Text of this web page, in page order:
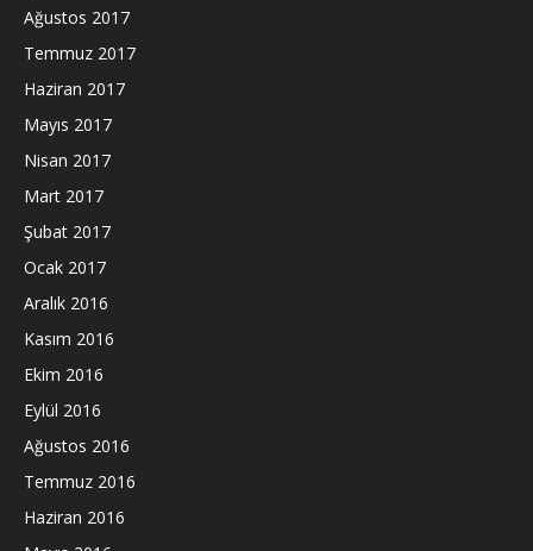
Ağustos 2017
Temmuz 2017
Haziran 2017
Mayıs 2017
Nisan 2017
Mart 2017
Şubat 2017
Ocak 2017
Aralık 2016
Kasım 2016
Ekim 2016
Eylül 2016
Ağustos 2016
Temmuz 2016
Haziran 2016